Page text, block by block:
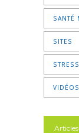
SANTÉ
SITES
STRESS
VIDÉOS